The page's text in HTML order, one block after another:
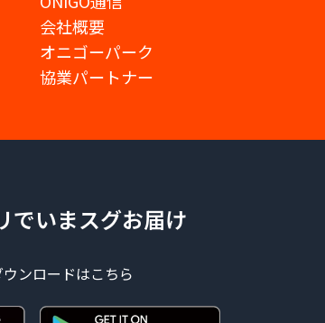
会社概要
オニゴーパーク
協業パートナー
でいまスグお届け
ンロードはこちら